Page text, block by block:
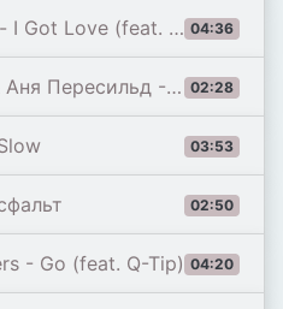
04:36
(feat. Рем Дигга)
02:28
(из к/ф «Алиса в Стране Чудес»)
03:53
02:50
04:20
- Go (feat. Q-Tip)